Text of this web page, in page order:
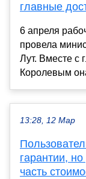
главные
6 апреля
провела
Лут. Вместе с
Королевым
13:28, 12 Мар
гарантии,
часть